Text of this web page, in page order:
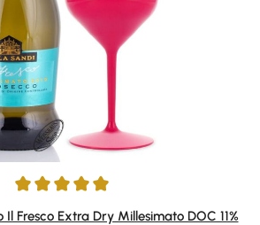
von 5 von 5 Sternen
Il Fresco Extra Dry Millesimato DOC 11%